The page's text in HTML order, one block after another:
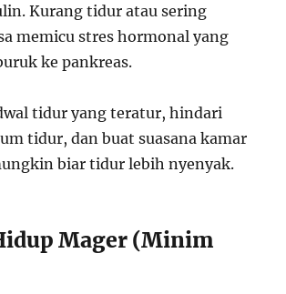
Kurang tidur atau sering
memicu stres hormonal yang
ke pankreas.
tidur yang teratur, hindari
tidur, dan buat suasana kamar
biar tidur lebih nyenyak.
Mager (Minim